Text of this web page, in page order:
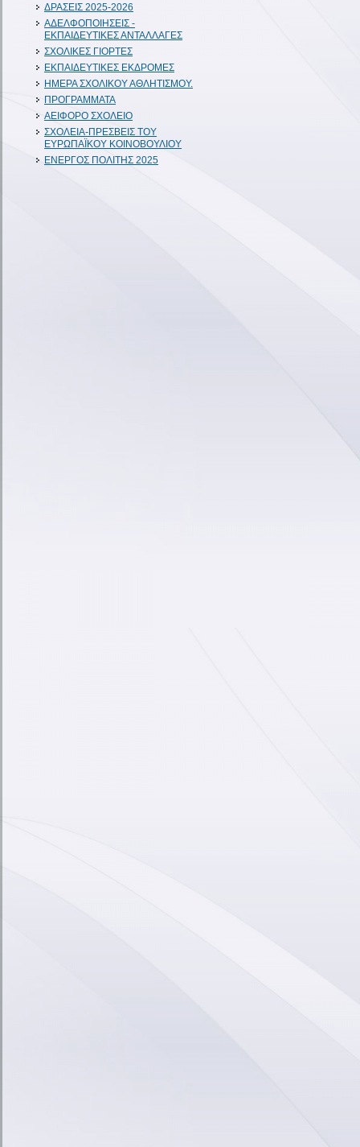
ΔΡΑΣΕΙΣ 2025-2026
ΑΔΕΛΦΟΠΟΙΗΣΕΙΣ -
ΕΚΠΑΙΔΕΥΤΙΚΕΣ ΑΝΤΑΛΛΑΓΕΣ
ΣΧΟΛΙΚΕΣ ΓΙΟΡΤΕΣ
ΕΚΠΑΙΔΕΥΤΙΚΕΣ ΕΚΔΡΟΜΕΣ
ΗΜΕΡΑ ΣΧΟΛΙΚΟΥ ΑΘΛΗΤΙΣΜΟΥ.
ΠΡΟΓΡΑΜΜΑΤΑ
ΑΕΙΦΟΡΟ ΣΧΟΛΕΙΟ
ΣΧΟΛΕΙΑ-ΠΡΕΣΒΕΙΣ ΤΟΥ
ΕΥΡΩΠΑΪΚΟΥ ΚΟΙΝΟΒΟΥΛΙΟΥ
ΕΝΕΡΓΟΣ ΠΟΛΙΤΗΣ 2025